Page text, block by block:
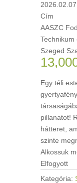
Cím
AASZC
Technikum
Szeged
Egy téli
pillanatot!
hátteret,
szinte
Alkossuk
Elfogyott
Kategória: